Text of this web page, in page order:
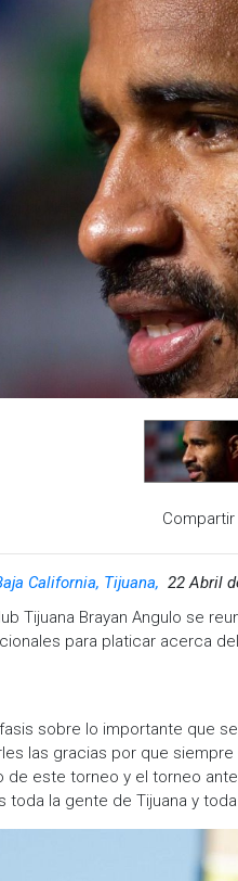
Compartir
California, Tijuana, 22 Abril
Tijuana Brayan Angulo se
para platicar acerca
sobre lo importante que
las gracias por que
de este torneo y el torneo
la gente de Tijuana y